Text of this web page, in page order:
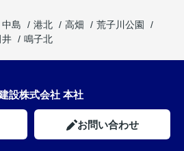
中島 港北 高畑
荒子川公園
井 鳴子北
設株式会社 本社
お問い合わせ